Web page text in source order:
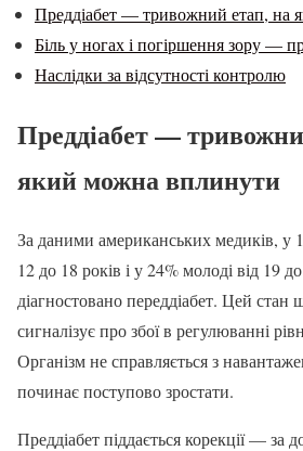
Преддіабет — тривожний етап, на
Біль у ногах і погіршення зору —
Наслідки за відсутності контролю
Преддіабет —
який можна вплинути
За даними американських медиків, у
12 до 18 років і у 24% молоді від 19
діагностовано переддіабет. Цей стан
сигналізує про збої в регулюванні
Організм не справляється з
починає поступово зростати.
Преддіабет піддається корекції — за